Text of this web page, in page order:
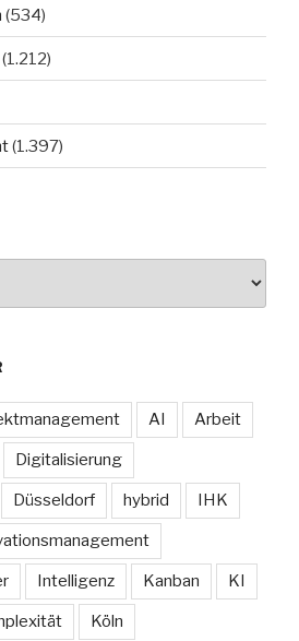
(534)
(1.212)
(1.397)
AI Arbeit
Digitalisierung
Düsseldorf hybrid IHK
Intelligenz Kanban KI
Köln